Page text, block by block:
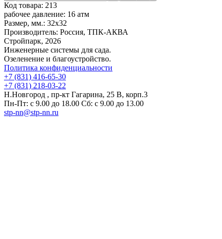
Код товара: 213
рабочее давление: 16 атм
Размер, мм.: 32х32
Производитель: Россия, ТПК-АКВА
Стройпарк, 2026
Инженерные системы для сада.
Озеленение и благоустройство.
Политика конфиденциальности
+7 (831) 416-65-30
+7 (831) 218-03-22
Н.Новгород , пр-кт Гагарина, 25 В, корп.3
Пн-Пт: с 9.00 до 18.00 Сб: с 9.00 до 13.00
stp-nn@stp-nn.ru